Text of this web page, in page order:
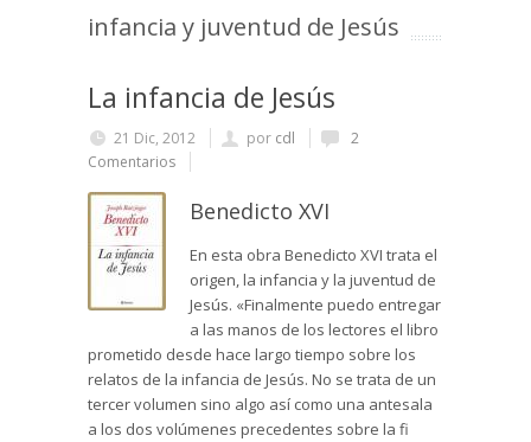
infancia y juventud de Jesús
La infancia de Jesús
21 Dic, 2012 por cdl
2
Comentarios
Benedicto XVI
En esta obra Benedicto XVI trata el
origen, la infancia y la juventud de
Jesús. «Finalmente puedo entregar
a las manos de los lectores el libro
prometido desde hace largo tiempo sobre los
relatos de la infancia de Jesús. No se trata de un
tercer volumen sino algo así como una antesala
a los dos volúmenes precedentes sobre la fi